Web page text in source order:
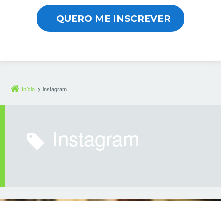
QUERO ME INSCREVER
Início instagram
instagram